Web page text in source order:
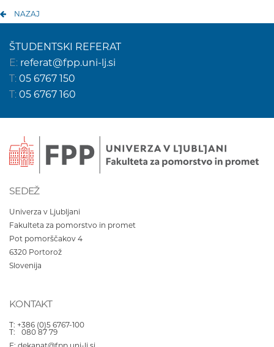
NAZAJ
ŠTUDENTSKI REFERAT
E: referat@fpp.uni-lj.si
T: 05 6767 150
T: 05 6767 160
SEDEŽ
Univerza v Ljubljani
Fakulteta za pomorstvo in promet
Pot pomorščakov 4
6320 Portorož
Slovenija
KONTAKT
T: +386 (0)5 6767-100
T:
080 87 79